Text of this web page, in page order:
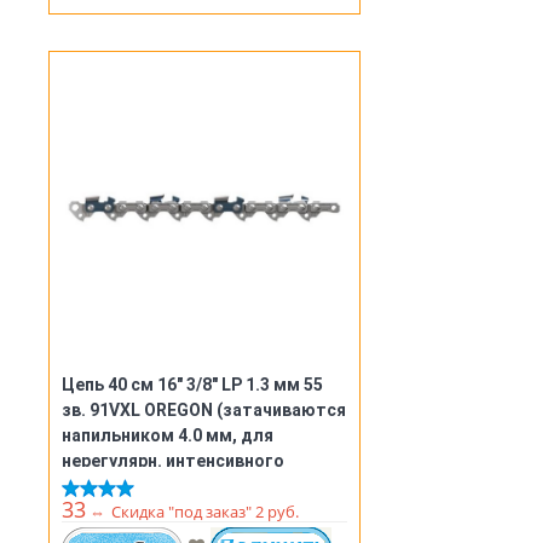
Цепь 40 см 16" 3/8" LP 1.3 мм 55
зв. 91VXL OREGON (затачиваются
напильником 4.0 мм, для
нерегулярн. интенсивного
использования) (91VXL055E)
33 ⇔ Скидка "под заказ" 2 руб.